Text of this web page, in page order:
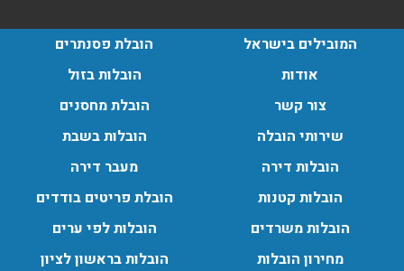
הובלות בתל אביב:
הובלות מנוף בגבעת שמואל:
שירותי הובלה עם מנוף בגבעת שמואל לכל סוגי ההובלות
החל מהובלת תכולת דירה שלמה עם מנוף ועד פריט בודד.
עודכן לאחרונה: 24/02/2026, 10:42
המובילים בישראל
אודות
צור קשר
שירותי הובלה
הובלות דירה
הובלות קטנות
הובלות משרדים
מחירון הובלות
הובלת פסנתרים
הובלות בזול
הובלת מחסנים
הובלות בשבת
מעבר דירה
הובלת פריטים בודדים
הובלות לפי ערים
הובלות בראשון לציון